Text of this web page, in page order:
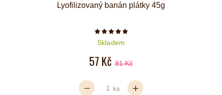
Lyofilizovaný banán plátky 45g
Počet hvězdiček je 5 z 5
Skladem
57 Kč 81 Kč
ks